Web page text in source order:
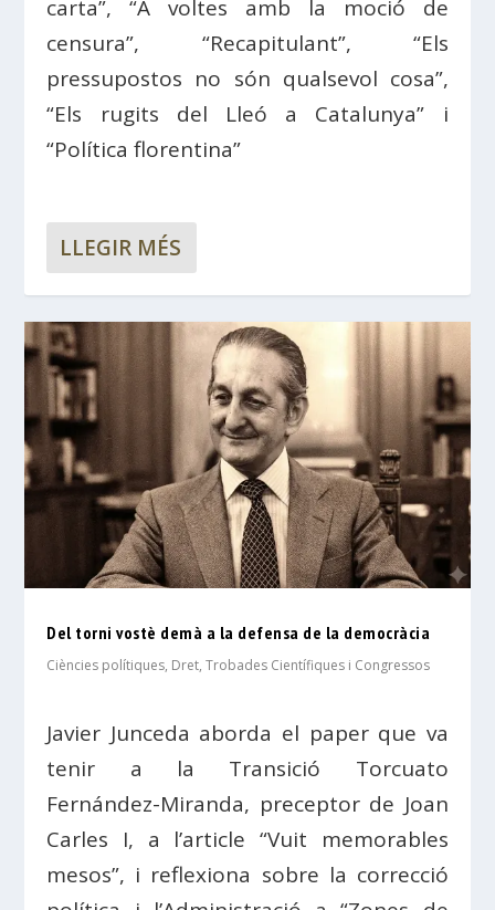
carta”, “A voltes amb la moció de
censura”, “Recapitulant”, “Els
pressupostos no són qualsevol cosa”,
“Els rugits del Lleó a Catalunya” i
“Política florentina”
LLEGIR MÉS
Del torni vostè demà a la defensa de la democràcia
Ciències polítiques, Dret,Trobades Científiques i Congressos
Javier Junceda aborda el paper que va
tenir a la Transició Torcuato
Fernández-Miranda, preceptor de Joan
Carles I, a l’article “Vuit memorables
mesos”, i reflexiona sobre la correcció